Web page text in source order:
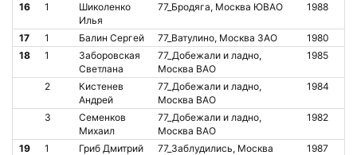
16 1
Шиколенко
Илья
77_Бродяга, Москва ЮВАО 1988
17 1 Балин Сергей 77_Ватулино, Москва ЗАО 1980
18 1
Заборовская
Светлана
77_Добежали и ладно,
Москва ВАО
1985
2
Кистенев
Андрей
77_Добежали и ладно,
Москва ВАО
1984
3
Семенков
Михаил
77_Добежали и ладно,
Москва ВАО
1982
19 1 Гриб Дмитрий
77_Заблудились, Москва
1987